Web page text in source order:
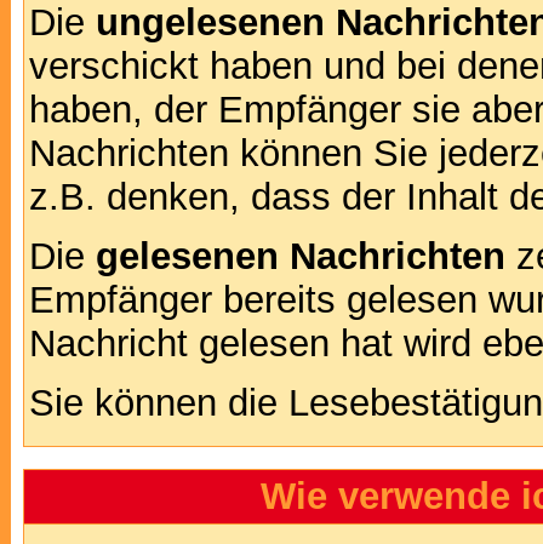
Die ungelesenen
verschickt haben und bei
haben, der Empfänger sie
Nachrichten können Sie
z.B. denken, dass der Inhalt
Die gelesenen Nachrichten
Empfänger bereits gelesen
Nachricht gelesen hat wird
Sie können die
Wie verwende